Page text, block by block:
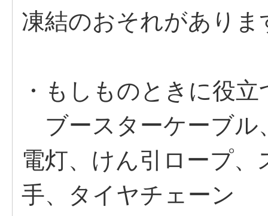
凍結のおそれがありま
・もしものときに役
ブースターケーブル
電灯、けん引ロープ
手、タイヤチェーン